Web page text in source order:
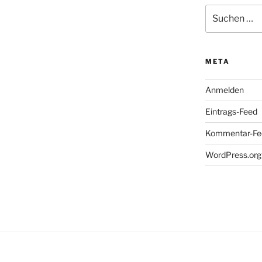
nach:
META
Anmelden
Eintrags-Feed
Kommentar-
WordPress.org